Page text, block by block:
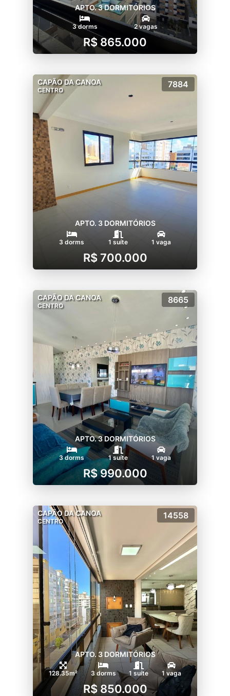
APTO. 3 DORMITÓRIOS
3 dorms 2 vagas
R$ 865.000
CAPÃO DA CANOA
CENTRO
7884
APTO. 3 DORMITÓRIOS
3 dorms 1 suíte 1 vaga
R$ 700.000
CAPÃO DA CANOA
CENTRO
8665
APTO. 3 DORMITÓRIOS
3 dorms 1 suíte 1 vaga
R$ 990.000
CAPÃO DA CANOA
CENTRO
14558
APTO. 3 DORMITÓRIOS
128.35m² 3 dorms 1 suíte 1 vaga
R$ 850.000